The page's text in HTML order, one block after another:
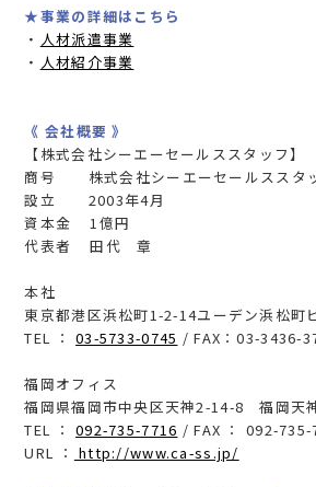
★事業の詳細はこちら
・ 人材派遣事業
・ 人材紹介事業
《 会社概要 》
【株式会社シーエーセールススタッフ】
商号 株式会社シーエーセールススタ
設立 2003年4月
資本金 1億円
代表者 田代 章
本社
東京都港区浜松町1-2-14ユーデン浜松町
TEL ：03-5733-0745 / FAX：03-3436-
福岡オフィス
福岡県福岡市中央区天神2-14-8 福岡天
TEL ：092-735-7716 / FAX ： 092-735-
URL ： http://www.ca-ss.jp/